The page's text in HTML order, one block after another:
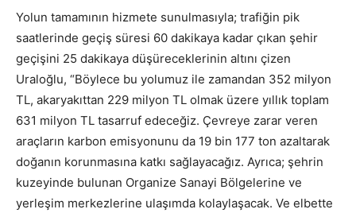
Yolun tamamının hizmete sunulmasıyla; trafiğin pik
saatlerinde geçiş süresi 60 dakikaya kadar çıkan şehir
geçişini 25 dakikaya düşüreceklerinin altını çizen
Uraloğlu, “Böylece bu yolumuz ile zamandan 352 milyon
TL, akaryakıttan 229 milyon TL olmak üzere yıllık toplam
631 milyon TL tasarruf edeceğiz. Çevreye zarar veren
araçların karbon emisyonunu da 19 bin 177 ton azaltarak
doğanın korunmasına katkı sağlayacağız. Ayrıca; şehrin
kuzeyinde bulunan Organize Sanayi Bölgelerine ve
yerleşim merkezlerine ulaşımda kolaylaşacak. Ve elbette